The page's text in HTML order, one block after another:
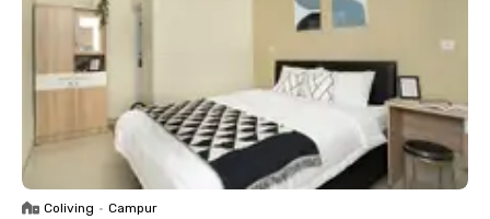
Coliving • Campur